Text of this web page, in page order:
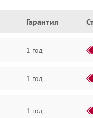
Гарантия
1 год
1 год
1 год